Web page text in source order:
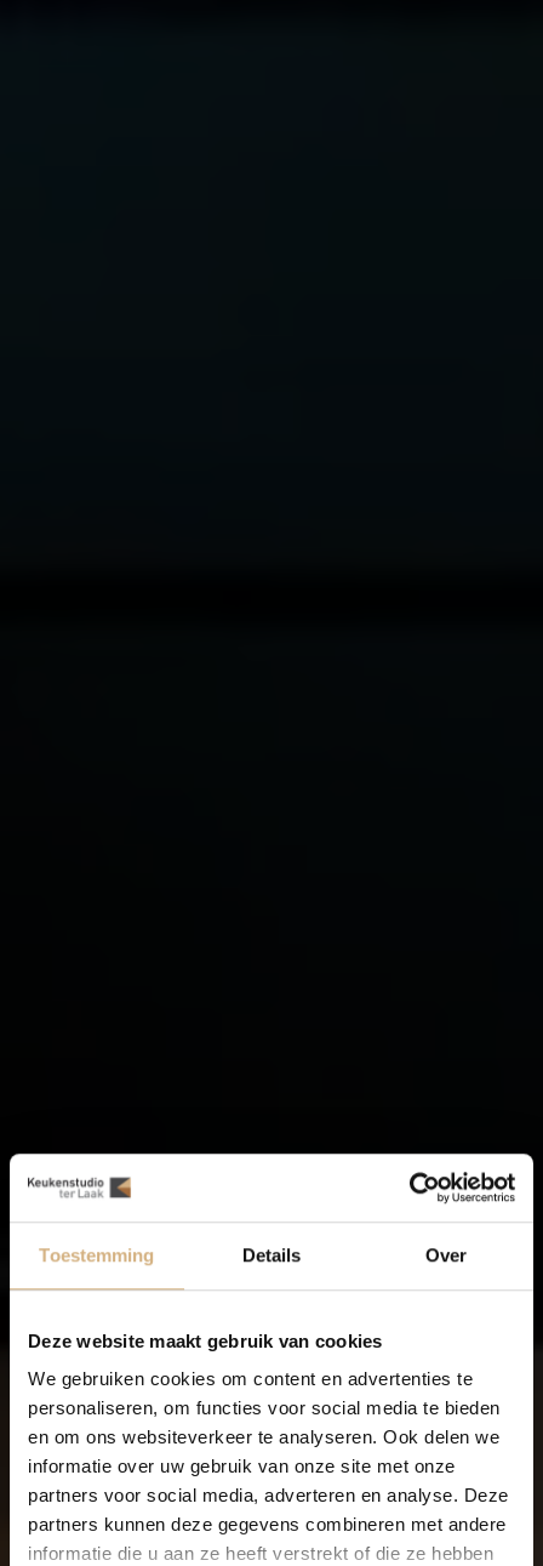
Toestemming Details Over
Deze website maakt gebruik van cookies
We gebruiken cookies om content en advertenties te
personaliseren, om functies voor social media te bieden
en om ons websiteverkeer te analyseren. Ook delen we
informatie over uw gebruik van onze site met onze
partners voor social media, adverteren en analyse. Deze
partners kunnen deze gegevens combineren met andere
informatie die u aan ze heeft verstrekt of die ze hebben